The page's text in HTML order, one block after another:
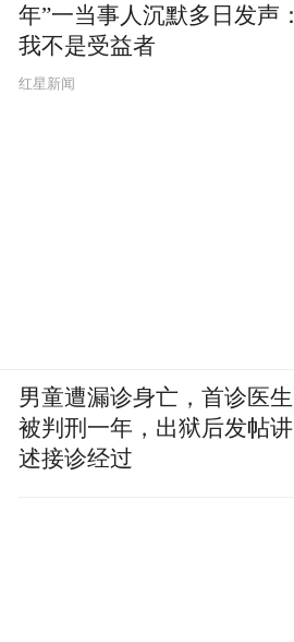
年”一当事人沉默多日发声：
我不是受益者
红星新闻
男童遭漏诊身亡，首诊医生
被判刑一年，出狱后发帖讲
述接诊经过